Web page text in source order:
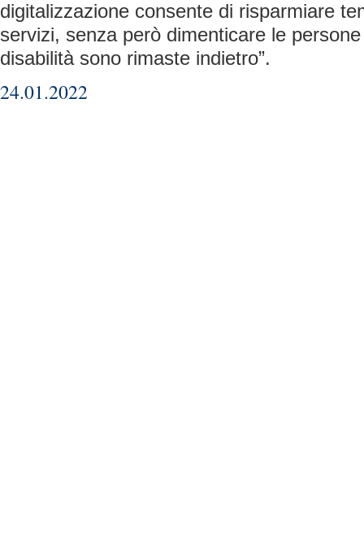
digitalizzazione consente di risparmiare
servizi, senza però dimenticare le
disabilità sono rimaste indietro”.
24.01.2022